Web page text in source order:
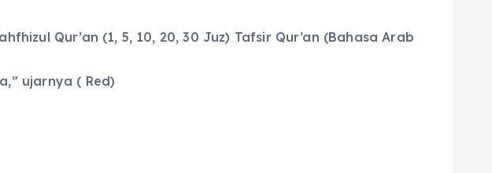
Qur’an (1, 5, 10, 20, 30 Juz) Tafsir Qur’an (Bahasa Arab
ujarnya ( Red)